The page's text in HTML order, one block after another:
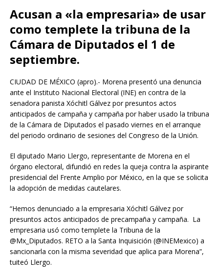
Acusan a «la empresaria» de usar
como templete la tribuna de la
Cámara de Diputados el 1 de
septiembre.
CIUDAD DE MÉXICO (apro).- Morena presentó una denuncia
ante el Instituto Nacional Electoral (INE) en contra de la
senadora panista Xóchitl Gálvez por presuntos actos
anticipados de campaña y campaña por haber usado la tribuna
de la Cámara de Diputados el pasado viernes en el arranque
del periodo ordinario de sesiones del Congreso de la Unión.
El diputado Mario Llergo, representante de Morena en el
órgano electoral, difundió en redes la queja contra la aspirante
presidencial del Frente Amplio por México, en la que se solicita
la adopción de medidas cautelares.
“Hemos denunciado a la empresaria Xóchitl Gálvez por
presuntos actos anticipados de precampaña y campaña. La
empresaria usó como templete la Tribuna de la
@Mx_Diputados. RETO a la Santa Inquisición (@INEMexico) a
sancionarla con la misma severidad que aplica para Morena”,
tuiteó Llergo.